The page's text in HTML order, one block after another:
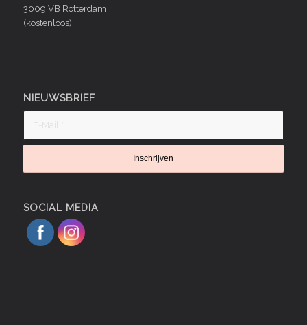
3009 VB Rotterdam
(kostenloos)
NIEUWSBRIEF
SOCIAL MEDIA